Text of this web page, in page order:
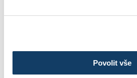
Povolit vše